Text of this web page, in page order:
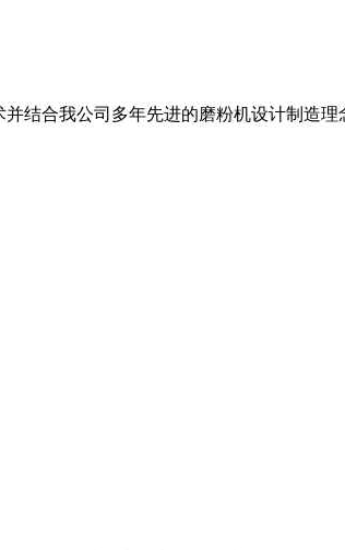
结合我公司多年先进的磨粉机设计制造